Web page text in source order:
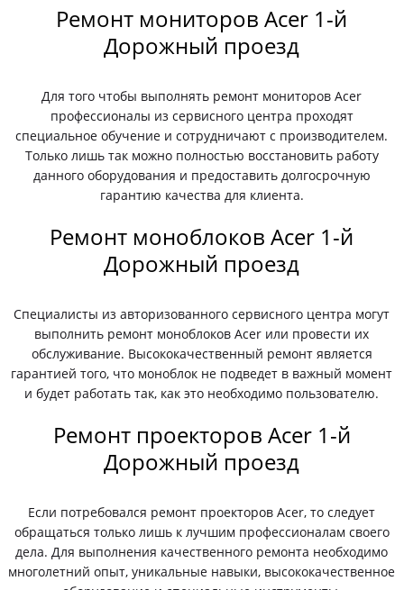
Ремонт мониторов Acer 1-й
Дорожный проезд
Для того чтобы выполнять ремонт мониторов Acer
профессионалы из сервисного центра проходят
специальное обучение и сотрудничают с производителем.
Только лишь так можно полностью восстановить работу
данного оборудования и предоставить долгосрочную
гарантию качества для клиента.
Ремонт моноблоков Acer 1-й
Дорожный проезд
Специалисты из авторизованного сервисного центра могут
выполнить ремонт моноблоков Acer или провести их
обслуживание. Высококачественный ремонт является
гарантией того, что моноблок не подведет в важный момент
и будет работать так, как это необходимо пользователю.
Ремонт проекторов Acer 1-й
Дорожный проезд
Если потребовался ремонт проекторов Acer, то следует
обращаться только лишь к лучшим профессионалам своего
дела. Для выполнения качественного ремонта необходимо
многолетний опыт, уникальные навыки, высококачественное